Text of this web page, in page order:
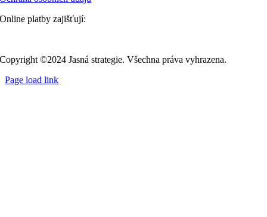
Online platby zajišťují:
Copyright ©2024 Jasná strategie. Všechna práva vyhrazena.
Page load link